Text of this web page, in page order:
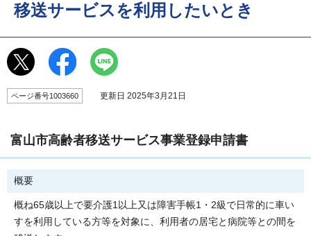
移送サービスを利用したいとき
ページ番号1003660 更新日 2025年3月21日
富山市高齢者移送サービス事業登録申請書
概要
概ね65歳以上で要介護1以上又は障害手帳1・2級で日常的に車い
すを利用している方等を対象に、利用者の居宅と病院等との間を